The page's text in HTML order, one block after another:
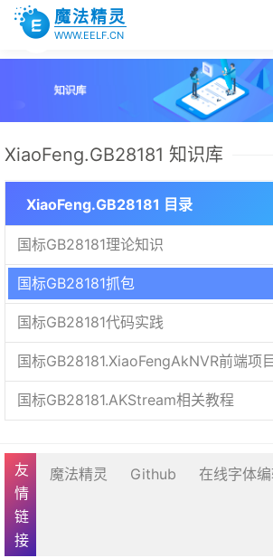
魔法精灵
WWW.EELF.CN
XiaoFeng.GB28181 知识库
XiaoFeng.GB28181 目录
国标GB28181理论知识
国标GB28181抓包
国标GB28181代码实践
国标GB28181.XiaoFengAkNVR前端项目
国标GB28181.AKStream相关教程
友情链接 魔法精灵 Github 在线字体